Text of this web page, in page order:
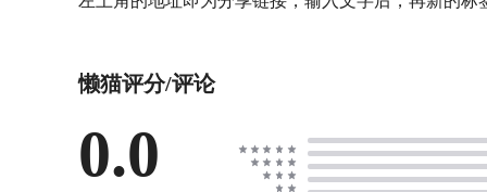
懒猫评分/评论
0.0